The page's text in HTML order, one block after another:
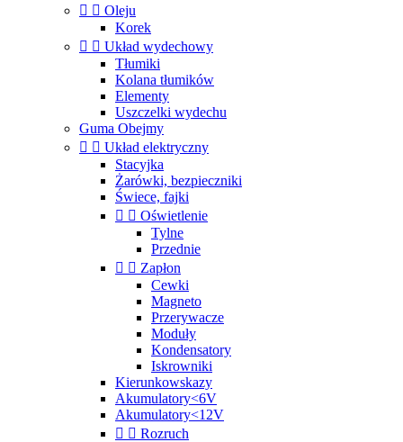
  Oleju
Korek
  Układ wydechowy
Tłumiki
Kolana tłumików
Elementy
Uszczelki wydechu
Guma Obejmy
  Układ elektryczny
Stacyjka
Żarówki, bezpieczniki
Świece, fajki
  Oświetlenie
Tylne
Przednie
  Zapłon
Cewki
Magneto
Przerywacze
Moduły
Kondensatory
Iskrowniki
Kierunkowskazy
Akumulatory<6V
Akumulatory<12V
  Rozruch